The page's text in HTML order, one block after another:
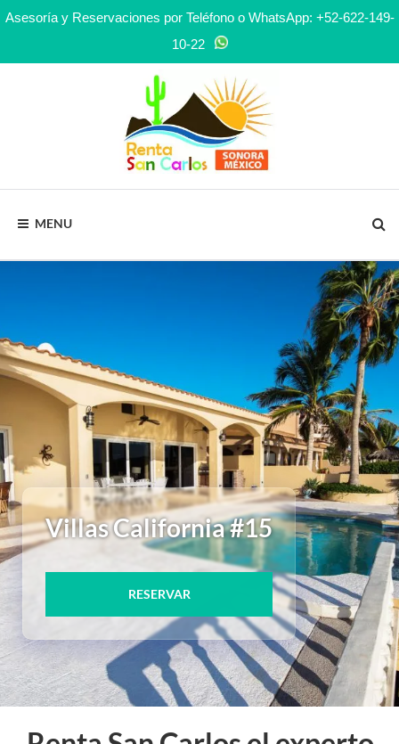
Asesoría y Reservaciones por Teléfono o WhatsApp: +52-622-149-
10-22
SAN
CARLOS
MENU
Villas California #15
RESERVAR